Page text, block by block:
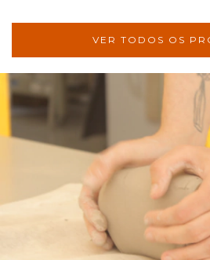
VER TODOS OS